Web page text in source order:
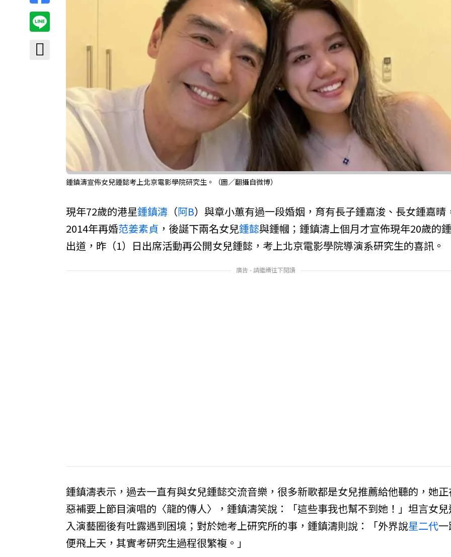
鍾鎮濤宣佈女兒鍾懿考上北京電影學院研究生。（圖／翻攝自微博）
現年72歲的港星鍾鎮濤 （阿B）與章小蕙有過一段婚姻，育有長子鍾嘉浚、長女鍾嘉晴
2014年再婚范姜素貞 ，後誕下兩名女兒鍾懿與鍾幗；鍾鎮濤上個月才宣佈現年20歲的
出道，昨（1）日出席活動再公開女兒鍾懿，考上北京電影學院導演系研究生的喜訊。
廣告 - 請繼續往下閱讀
鍾鎮濤表示，過去一直有與女兒鍾懿交流音樂，很多新歌都是女兒推薦給他聽的，她
惡補要上節目演唱的〈龍的傳人〉，鍾鎮濤笑說：「這些事我也幫不到她！」坦言女
入演藝圈後有吐露遇到困境；對於她考上研究所的事，鍾鎮濤則說：「外界說星二代
便飛上天，其實考研究生過程很繁複。」